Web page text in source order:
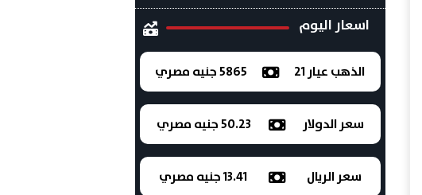
اسعار اليوم
الذهب عيار 21 5865 جنيه مصري
سعر الدولار 50.23 جنيه مصري
سعر الريال 13.41 جنيه مصري